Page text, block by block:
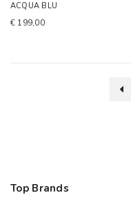
ACQUA BLU
€ 199,00
Top Brands